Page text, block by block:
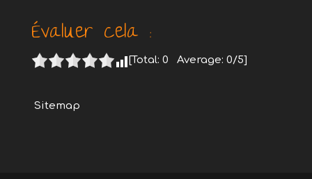
Évaluer cela :
[Total: 0 Average: 0/5]
Sitemap